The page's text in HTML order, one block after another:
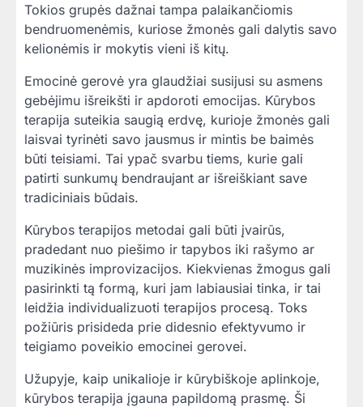
Tokios grupės dažnai tampa palaikančiomis
bendruomenėmis, kuriose žmonės gali dalytis savo
kelionėmis ir mokytis vieni iš kitų.
Emocinė gerovė yra glaudžiai susijusi su asmens
gebėjimu išreikšti ir apdoroti emocijas. Kūrybos
terapija suteikia saugią erdvę, kurioje žmonės gali
laisvai tyrinėti savo jausmus ir mintis be baimės
būti teisiami. Tai ypač svarbu tiems, kurie gali
patirti sunkumų bendraujant ar išreiškiant save
tradiciniais būdais.
Kūrybos terapijos metodai gali būti įvairūs,
pradedant nuo piešimo ir tapybos iki rašymo ar
muzikinės improvizacijos. Kiekvienas žmogus gali
pasirinkti tą formą, kuri jam labiausiai tinka, ir tai
leidžia individualizuoti terapijos procesą. Toks
požiūris prisideda prie didesnio efektyvumo ir
teigiamo poveikio emocinei gerovei.
Užupyje, kaip unikalioje ir kūrybiškoje aplinkoje,
kūrybos terapija įgauna papildomą prasmę. Ši